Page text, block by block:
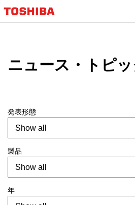
ニュース・トピ
発表形態
製品
年